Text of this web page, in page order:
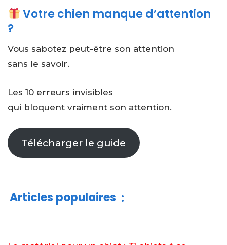
Votre chien manque d’attention
?
Vous sabotez peut-être son attention
sans le savoir.
Les 10 erreurs invisibles
qui bloquent vraiment son attention.
Télécharger le guide
Articles populaires :